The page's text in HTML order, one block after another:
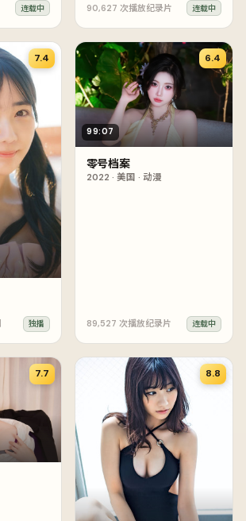
连载中 90,627 次播放纪录片 连载中
7.4
独播
99:07
6.4
零号档案
2022 · 美国 · 动漫
89,527 次播放纪录片 连载中
7.7 8.8